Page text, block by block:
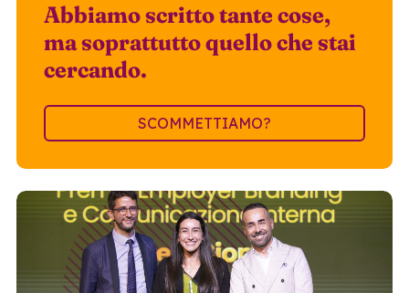
Abbiamo scritto tante cose,
ma soprattutto quello che stai
cercando.
SCOMMETTIAMO?